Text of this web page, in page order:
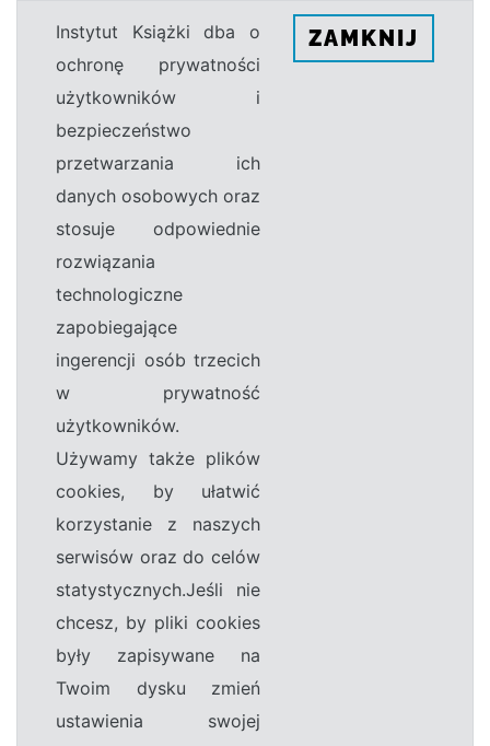
Instytut Książki dba o
ochronę prywatności
użytkowników i
bezpieczeństwo
przetwarzania ich
danych osobowych oraz
stosuje odpowiednie
rozwiązania
technologiczne
zapobiegające
ingerencji osób trzecich
w prywatność
użytkowników.
Używamy także plików
cookies, by ułatwić
korzystanie z naszych
serwisów oraz do celów
statystycznych.Jeśli nie
chcesz, by pliki cookies
były zapisywane na
Twoim dysku zmień
ustawienia swojej
ZAMKNIJ